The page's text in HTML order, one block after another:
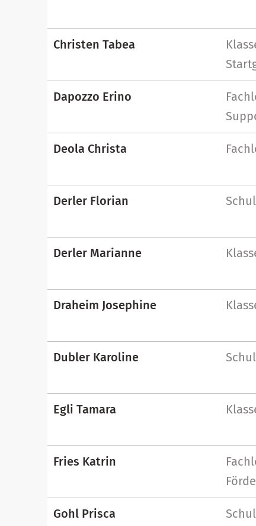
Christen Tabea
Dapozzo Erino
Deola Christa
Derler Florian
Derler Marianne
Draheim Josephine
Dubler Karoline
Egli Tamara
Fries Katrin
Gohl Prisca